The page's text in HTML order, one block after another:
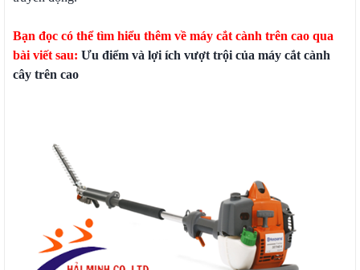
Bạn đọc có thể tìm hiểu thêm về máy cắt cành trên cao qua
bài viết sau: Ưu điểm và lợi ích vượt trội của máy cắt cành
cây trên cao